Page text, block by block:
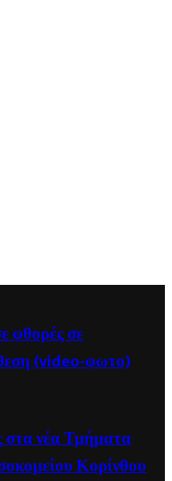
φθορές σε
(video-φωτο)
στα νέα Τμήματα
Κορίνθου